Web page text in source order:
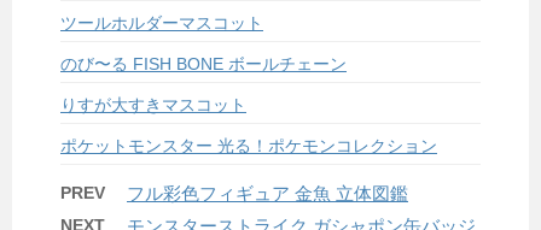
ツールホルダーマスコット
のび〜る FISH BONE ボールチェーン
りすが大すきマスコット
ポケットモンスター 光る！ポケモンコレクション
PREV フル彩色フィギュア 金魚 立体図鑑
NEXT
モンスターストライク ガシャポン缶バッジ